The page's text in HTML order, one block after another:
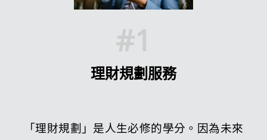
#1
理財規劃服務
「理財規劃」是人生必修的學分。因為未來